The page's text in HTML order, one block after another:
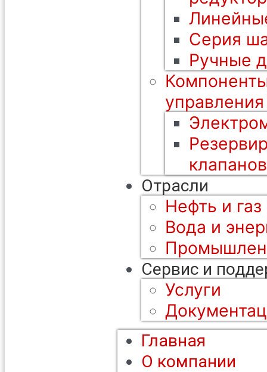
Серия
Ручные
клапанов
Отрасли
Нефть и газ
Вода и
Сервис и
Услуги
Главная
О компании